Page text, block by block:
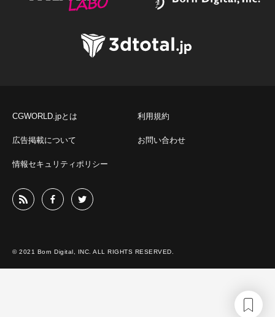
CGWORLD.jpとは 利用規約
広告掲載について お問い合わせ
情報セキュリティポリシー
© 2021 Born Digital, INC. ALL RIGHTS RESERVED.